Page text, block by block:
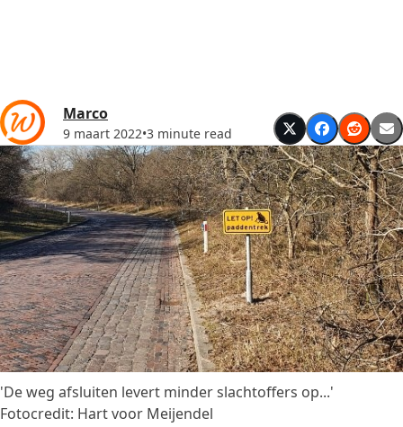
Marco
9 maart 2022•3 minute read
'De weg afsluiten levert minder slachtoffers op...'
Fotocredit: Hart voor Meijendel